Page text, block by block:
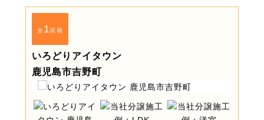
全1区画
いろどりアイタウン
鹿児島市吉野町